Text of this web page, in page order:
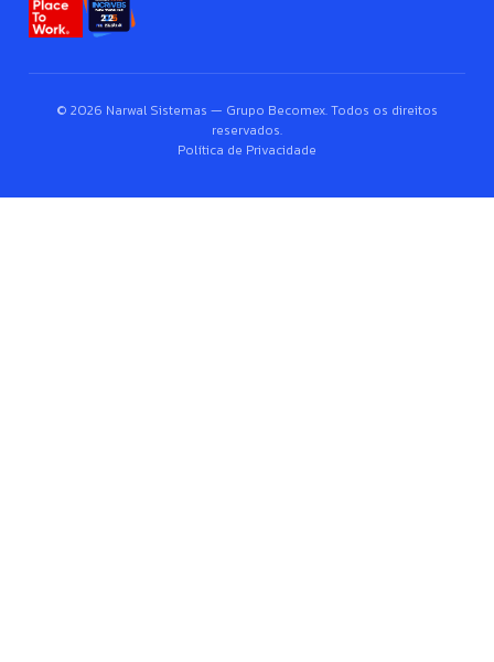
© 2026 Narwal Sistemas — Grupo Becomex. Todos os direitos
reservados.
Política de Privacidade